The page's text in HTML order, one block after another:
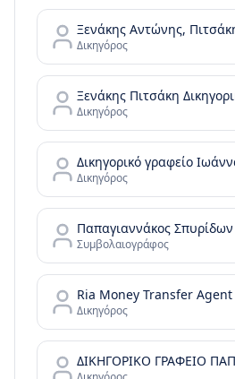
Ξενάκης Αντώνης,
Δικηγόρος
Ξενάκης Πιτσάκη
Δικηγόρος
Δικηγορικό γραφείο
Δικηγόρος
Παπαγιαννάκος Σπυρίδων
Συμβολαιογράφος
Ria Money Transfer Agent
Δικηγόρος